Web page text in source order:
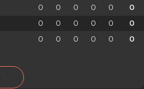
0 0 0 0 0 0
0 0 0 0 0 0
0 0 0 0 0 0